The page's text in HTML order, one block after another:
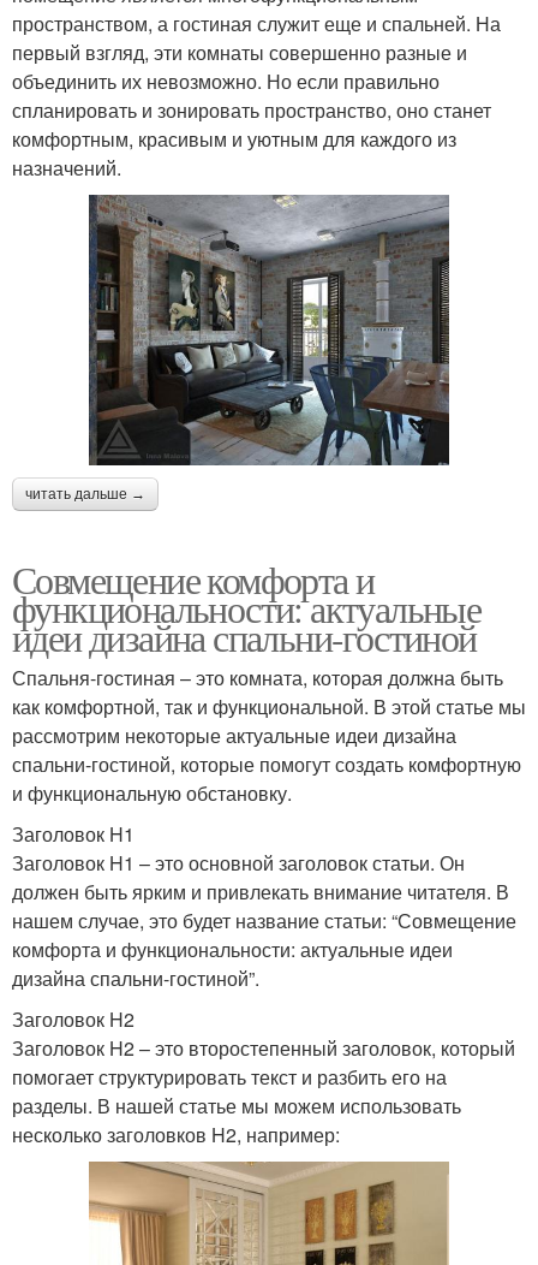
пространством, а гостиная служит еще и спальней. На
первый взгляд, эти комнаты совершенно разные и
объединить их невозможно. Но если правильно
спланировать и зонировать пространство, оно станет
комфортным, красивым и уютным для каждого из
назначений.
читать дальше →
Совмещение комфорта и
функциональности: актуальные
идеи дизайна спальни-гостиной
Спальня-гостиная – это комната, которая должна быть
как комфортной, так и функциональной. В этой статье мы
рассмотрим некоторые актуальные идеи дизайна
спальни-гостиной, которые помогут создать комфортную
и функциональную обстановку.
Заголовок H1
Заголовок H1 – это основной заголовок статьи. Он
должен быть ярким и привлекать внимание читателя. В
нашем случае, это будет название статьи: “Совмещение
комфорта и функциональности: актуальные идеи
дизайна спальни-гостиной”.
Заголовок H2
Заголовок H2 – это второстепенный заголовок, который
помогает структурировать текст и разбить его на
разделы. В нашей статье мы можем использовать
несколько заголовков H2, например: